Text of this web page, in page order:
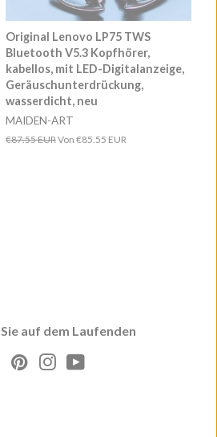
Original Lenovo LP75 TWS
Bluetooth V5.3 Kopfhörer,
kabellos, mit LED-Digitalanzeige,
Geräuschunterdrückung,
wasserdicht, neu
MAIDEN-ART
Normaler
€87.55 EURVon €85.55 EUR
auf dem Laufenden
FacebookPinterestInstagram